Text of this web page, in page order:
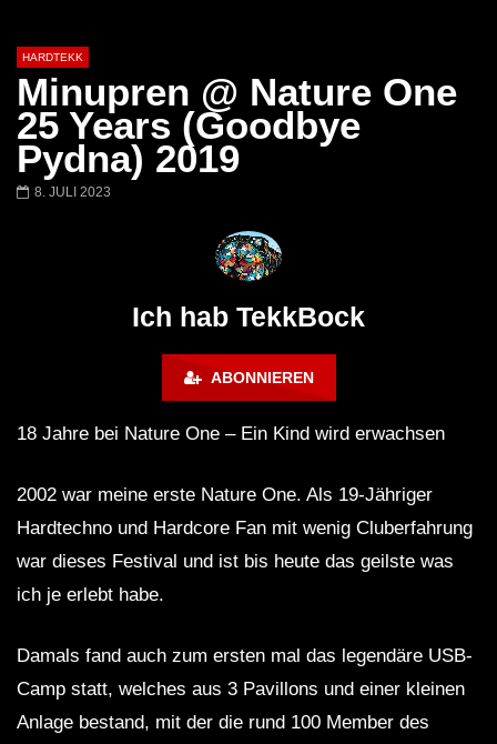
Halberstadt 06.07.13 [HQ]
HARDTEKK
Minupren @ Nature One
25 Years (Goodbye
Pydna) 2019
8. JULI 2023
Ich hab TekkBock
ABONNIEREN
18 Jahre bei Nature One – Ein Kind wird erwachsen
2002 war meine erste Nature One. Als 19-Jähriger
Hardtechno und Hardcore Fan mit wenig Cluberfahrung
war dieses Festival und ist bis heute das geilste was
ich je erlebt habe.
Damals fand auch zum ersten mal das legendäre USB-
Camp statt, welches aus 3 Pavillons und einer kleinen
Anlage bestand, mit der die rund 100 Member des